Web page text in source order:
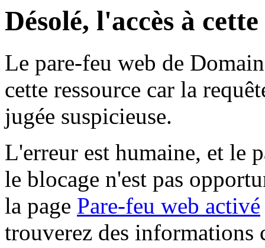
Désolé, l'accès à
Le pare-feu web de
cette ressource car la
jugée suspicieuse.
L'erreur est humaine, et le
le blocage n'est pas
la page Pare-feu web activé
trouverez des informations